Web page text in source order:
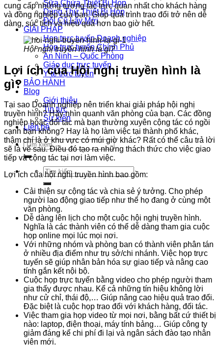
Sữa Chửa Thiết Bị Họp
Dùng Thử Thiết Bị Họp
Đổi Cũ Lấy Mới
GIẢI PHÁP
Họp trực tuyến Doanh nghiệp
Họp trực tuyến Chính Phủ
An Ninh – Quốc Phòng
Giáo dục trực tuyến
Y tế trực tuyến
BẢO HÀNH
Blog
Giới thiệu
Tin tức
Sự kiện
Liên hệ
Tìm
kiếm:
Tìm
kiếm:
cung cấp những tương tác trực quan nhất cho khách hàng
và đồng nghiệp của bạn. Giúp quá trình trao đổi trở nên dễ
dàng, súc tích và hiệu quả hơn bao giờ hết.
Hội nghị truyền hình là gì?
Lợi ích của Hội nghị truyền hình là
gì?
Tại sao Doanh nghiệp nên triển khai giải pháp hội nghị
truyền hình? Hãy nhìn quanh văn phòng của bạn. Các đồng
nghiệp hoặc đối tác mà bạn thường xuyên cộng tác có ngồi
cạnh bạn không? Hay là họ làm việc tại thành phố khác,
thậm chí là ở khu vực có múi giờ khác? Rất có thể câu trả lời
sẽ là vế sau. Điều đó tạo ra những thách thức cho việc giao
tiếp và cộng tác tại nơi làm việc.
Lợi ích của hội nghị truyền hình bao gồm:
Cải thiện sự cộng tác và chia sẻ ý tưởng. Cho phép
người lao động giao tiếp như thể họ đang ở cùng một
văn phòng.
Dễ dàng lên lịch cho một cuộc hội nghị truyền hình.
Nghĩa là các thành viên có thể dễ dàng tham gia cuộc
họp online mọi lúc mọi nơi.
Với những nhóm và phòng ban có thành viên phân tán
ở nhiều địa điểm như trụ sở/chi nhánh. Việc họp trực
tuyến sẽ giúp nhân bản hóa sự giao tiếp và nâng cao
tính gắn kết nội bộ.
Cuộc họp trực tuyến bằng video cho phép người tham
gia thấy được nhau. Kể cả những tín hiệu không lời
như cử chỉ, thái độ,… Giúp nâng cao hiệu quả trao đổi.
Đặc biệt là cuộc họp trao đổi với khách hàng, đối tác.
Việc tham gia họp video từ mọi nơi, bằng bất cứ thiết bị
nào: laptop, điện thoại, máy tính bảng… Giúp công ty
giảm đáng kể chi phí đi lại và ngân sách đào tạo nhân
viên mới.